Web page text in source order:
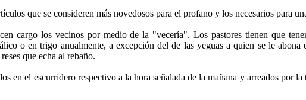
que se consideren más novedosos para el profano y los necesarios para
cargo los vecinos por medio de la "vecería". Los pastores tienen que
o en trigo anualmente, a excepción del de las yeguas a quien se le abona
que echa al rebaño.
en el escurridero respectivo a la hora señalada de la mañana y arreados por